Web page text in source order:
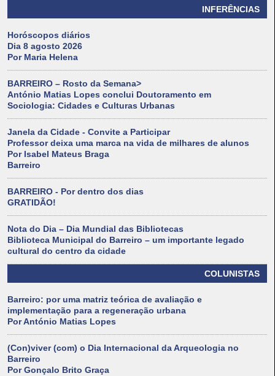
INFERÊNCIAS
Horóscopos diários
Dia 8 agosto 2026
Por Maria Helena
BARREIRO – Rosto da Semana>
António Matias Lopes conclui Doutoramento em
Sociologia: Cidades e Culturas Urbanas
Janela da Cidade - Convite a Participar
Professor deixa uma marca na vida de milhares de alunos
Por Isabel Mateus Braga
Barreiro
BARREIRO - Por dentro dos dias
GRATIDÃO!
Nota do Dia – Dia Mundial das Bibliotecas
Biblioteca Municipal do Barreiro – um importante legado
cultural do centro da cidade
COLUNISTAS
Barreiro: por uma matriz teórica de avaliação e
implementação para a regeneração urbana
Por António Matias Lopes
(Con)viver (com) o Dia Internacional da Arqueologia no
Barreiro
Por Gonçalo Brito Graça